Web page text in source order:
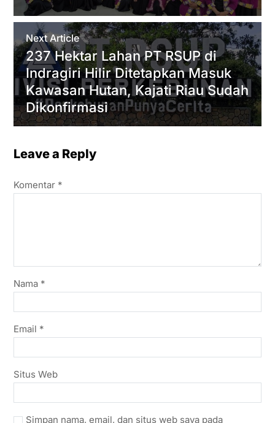
Next Article
237 Hektar Lahan PT RSUP di
Indragiri Hilir Ditetapkan Masuk
Kawasan Hutan, Kajati Riau Sudah
Dikonfirmasi
Leave a Reply
Komentar *
Nama *
Email *
Situs Web
Simpan nama, email, dan situs web saya pada